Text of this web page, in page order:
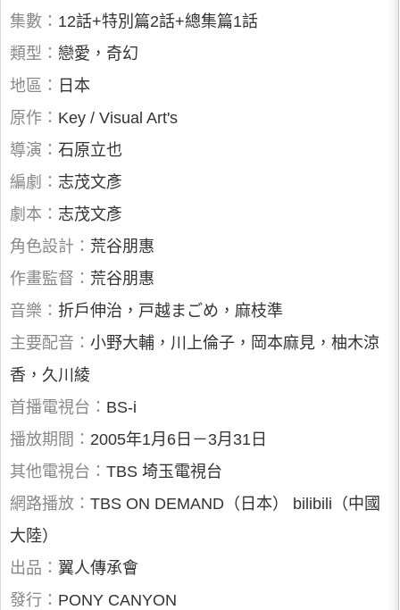
集數： 12話+特別篇2話+總集篇1話
類型： 戀愛，奇幻
地區： 日本
原作： Key / Visual Art's
導演： 石原立也
編劇： 志茂文彥
劇本： 志茂文彥
角色設計： 荒谷朋惠
作畫監督： 荒谷朋惠
音樂： 折戶伸治，戸越まごめ，麻枝準
主要配音： 小野大輔，川上倫子，岡本麻見，柚木涼
香，久川綾
首播電視台： BS-i
播放期間： 2005年1月6日－3月31日
其他電視台： TBS 埼玉電視台
網路播放： TBS ON DEMAND（日本） bilibili（中國
大陸）
出品： 翼人傳承會
發行： PONY CANYON